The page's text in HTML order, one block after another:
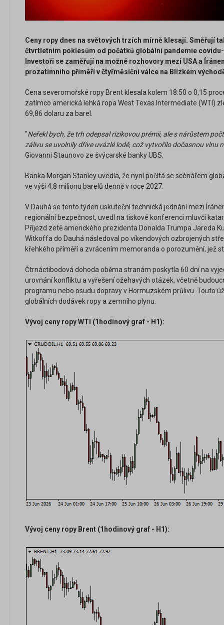
Ceny ropy dnes na světových trzích mírně klesají. Směřují
čtvrtletním poklesům od počátků globální pandemie
Investoři se zaměřují na možné rozhovory mezi USA a
prozatímního příměří v čtyřměsíční válce na Blízkém
Cena severomořské ropy Brent klesala kolem 18:50 o 0,15
zatímco americká lehká ropa West Texas Intermediate (WTI)
69,86 dolaru za barel.
"Neřekl bych, že trh odepsal rizikovou prémii, ale s nárůstem
zálivu se uvolnily dříve uvázlé lodě, což vytvořilo dočasnou vlnu
Giovanni Staunovo ze švýcarské banky UBS.
Banka Morgan Stanley uvedla, že nyní počítá se scénářem
ve výši 4,8 milionu barelů denně v roce 2027.
V Dauhá se tento týden uskuteční technická jednání mezi
regionální bezpečnost, uvedl na tiskové konferenci mluvčí
Příjezd zetě amerického prezidenta Donalda Trumpa Jareda
Witkoffa do Dauhá následoval po víkendových ozbrojených
křehkého příměří a zvrácením memoranda o porozumění, jež
Čtrnáctibodová dohoda oběma stranám poskytla 60 dní na
urovnání konfliktu a vyřešení ožehavých otázek, včetně
programu nebo osudu dopravy v Hormuzském průlivu. Touto
globálních dodávek ropy a zemního plynu.
Vývoj ceny ropy WTI (1hodinový graf - H1):
Vývoj ceny ropy Brent (1hodinový graf - H1):